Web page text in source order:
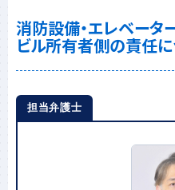
消防設備・エレベータ
ビル所有者側の責任に
担当弁護士